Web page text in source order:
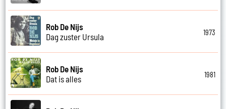
Rob De Nijs
Dag zuster Ursula
1973
Rob De Nijs
Dat is alles
1981